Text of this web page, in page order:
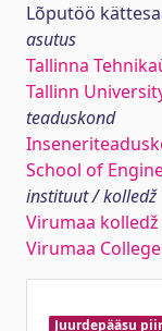
Lõputöö
asutus
Tallinna
Tallinn
teaduskond
School of
instituut / kolledž
Virumaa kolledž
Virumaa College
Juurdepääsu